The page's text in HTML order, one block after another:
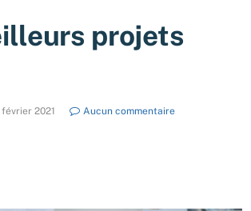
projets
février 2021
Aucun commentaire